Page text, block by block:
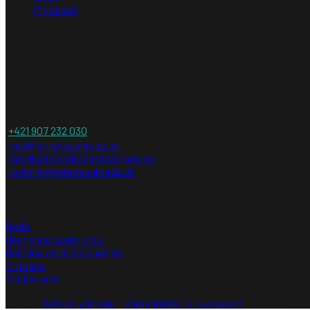
Pinterest
+421 907 232 030
mail@bohatazahrada.sk
marekdanis@bohatazahrada.sk
technik@bohatazahrada.sk
O nás
Obchodné podmienky
Ochrana osobných údajov
Doprava
Reklamácie
Bohatá záhrada – Záhradníctvo s rozvozom